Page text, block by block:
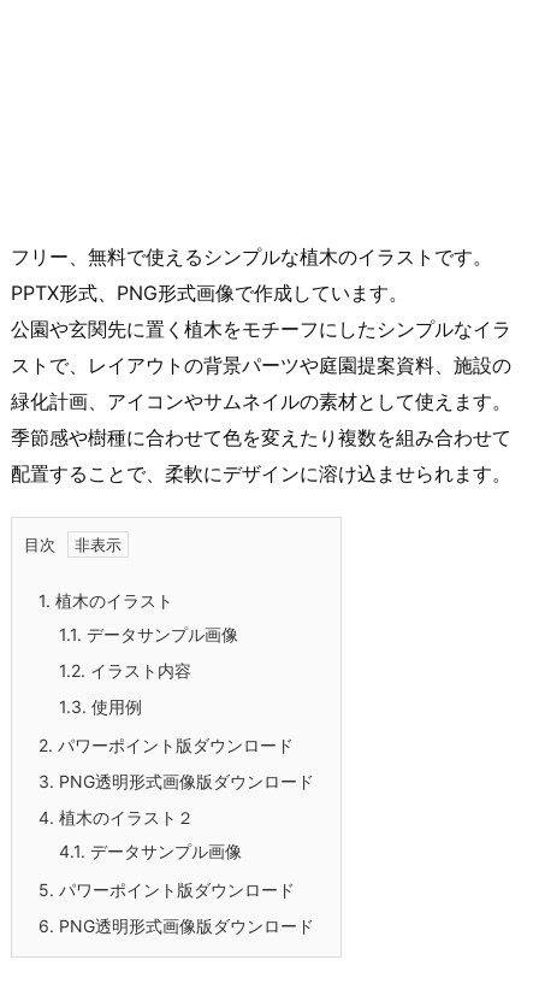
フリー、無料で使えるシンプルな植木のイラストです。
PPTX形式、PNG形式画像で作成しています。
公園や玄関先に置く植木をモチーフにしたシンプルなイラ
ストで、レイアウトの背景パーツや庭園提案資料、施設の
緑化計画、アイコンやサムネイルの素材として使えます。
季節感や樹種に合わせて色を変えたり複数を組み合わせて
配置することで、柔軟にデザインに溶け込ませられます。
目次
1. 植木のイラスト
1.1. データサンプル画像
1.2. イラスト内容
1.3. 使用例
2. パワーポイント版ダウンロード
3. PNG透明形式画像版ダウンロード
4. 植木のイラスト２
4.1. データサンプル画像
5. パワーポイント版ダウンロード
6. PNG透明形式画像版ダウンロード